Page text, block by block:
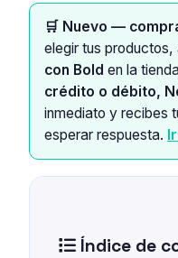
🛒 Nuevo —
elegir tus
con Bold en la
crédito o débito,
inmediato y recibes
esperar respuesta.
Índice de